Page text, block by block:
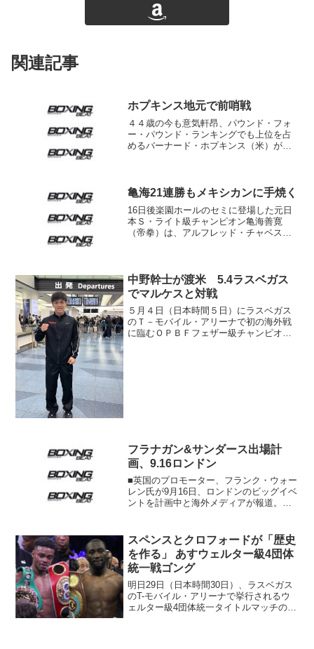
関連記事
ホプキンス地元で前哨戦
４４歳の今も意気軒昂、パウンド・フォ
ー・パウンド・ランキングでも上位を占
めるバーナード・ホプキンス（米）が
米）とＬ・ヘビー級契約の１...
亀海21連勝もメキシカンに手焼く
16日後楽園ホールのセミに登場した元日
本Ｓ・ライト級チャンピオン亀海善寛
（帝拳）は、アルフレッド・チャベス
に、亀海は後手を踏んだ。５...
中野幹士が渡米 5.4ラスベガス
でマルケスと対戦
５月４日（日本時間５日）にラスベガス
のＴ－モバイル・アリーナで初の海外戦
に臨むＯＰＢＦフェザー級チャンピオン
フラナガン&サンダース出場計
画、9.16ロンドン
■英国のプロモーター、フランク・ウォー
レン氏が9月16日、ロンドンのビッグイベ
ントを計画中と海外メディアが報道。傘
クス・ベルデホ（プエルトリコ）を迎え
撃ち、暫定王者...
スペンスとクロフォードが「歴史
を作る」 あすウェルター級4団体
統一戦ゴング
明日29日（日本時間30日）、ラスベガス
のT-モバイル・アリーナで挙行されるウ
ェルター級4団体統一タイトルマッチの計